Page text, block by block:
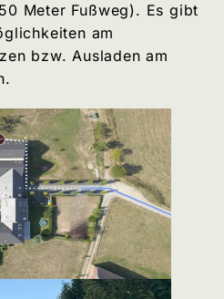
Meter Fußweg). Es gibt
am
bzw. Ausladen am